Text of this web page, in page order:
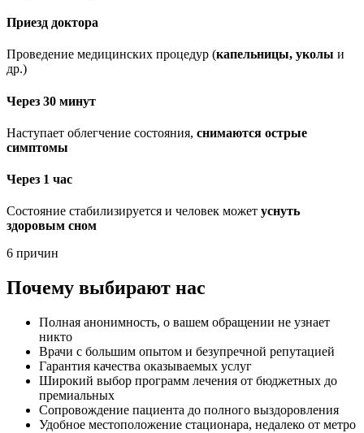
Приезд доктора
Проведение медицинских процедур (капельницы, уколы и
др.)
Через 30 минут
Наступает облегчение состояния, снимаются острые
симптомы
Через 1 час
Состояние стабилизируется и человек может уснуть
здоровым сном
6 причин
Почему выбирают нас
Полная анонимность, о вашем обращении не узнает
никто
Врачи с большим опытом и безупречной репутацией
Гарантия качества оказываемых услуг
Широкий выбор программ лечения от бюджетных до
премиальных
Сопровождение пациента до полного выздоровления
Удобное местоположение стационара, недалеко от метро